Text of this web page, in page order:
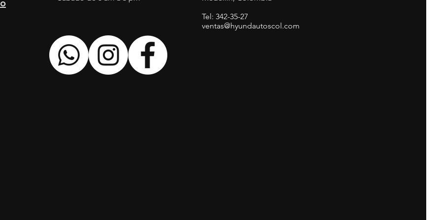
Tel: 342-35-27
ventas@hyundautoscol.com